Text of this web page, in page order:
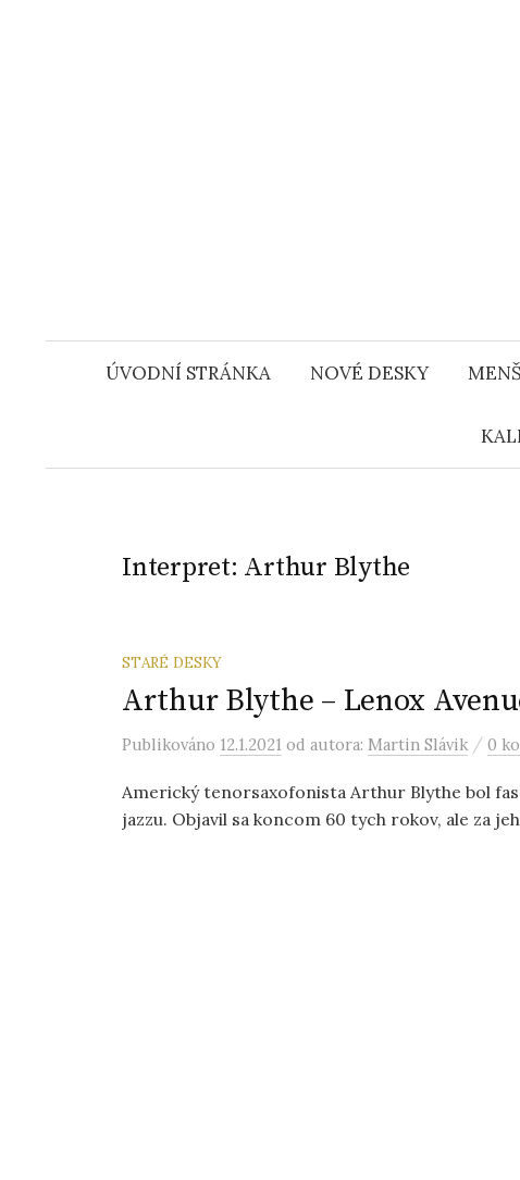
ÚVODNÍ STRÁNKA NOVÉ DESKY
Interpret: Arthur Blythe
STARÉ DESKY
Arthur Blythe – Lenox
Publikováno 12.1.2021 od autora: Martin Slávik / 0
Americký tenorsaxofonista Arthur Blythe bol
jazzu. Objavil sa koncom 60 tych rokov, ale za